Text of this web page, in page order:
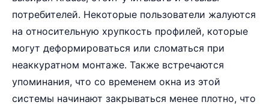
потребителей. Некоторые пользователи жалуются
на относительную хрупкость профилей, которые
могут деформироваться или сломаться при
неаккуратном монтаже. Также встречаются
упоминания, что со временем окна из этой
системы начинают закрываться менее плотно, что